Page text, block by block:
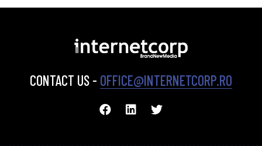
CONTACT US - OFFICE@INTERNETCORP.RO